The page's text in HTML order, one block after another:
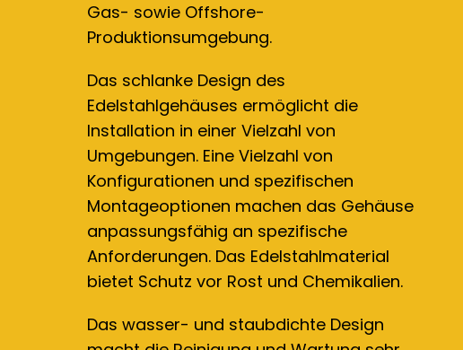
Gas- sowie Offshore-
Produktionsumgebung.
Das schlanke Design des
Edelstahlgehäuses ermöglicht die
Installation in einer Vielzahl von
Umgebungen. Eine Vielzahl von
Konfigurationen und spezifischen
Montageoptionen machen das Gehäuse
anpassungsfähig an spezifische
Anforderungen. Das Edelstahlmaterial
bietet Schutz vor Rost und Chemikalien.
Das wasser- und staubdichte Design